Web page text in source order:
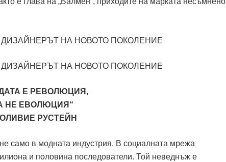
Е РЕВОЛЮЦИЯ,
НЕ ЕВОЛЮЦИЯ“
РУСТЕЙН
само в модната индустрия. В социалната мрежа
и половина последователи. Той неведнъж е